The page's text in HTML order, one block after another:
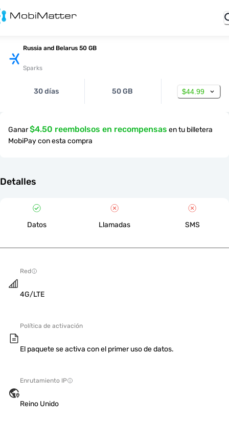
Russia and Belarus 50 GB
Sparks
30 días 50 GB $44.99
Ganar$4.50 reembolsos en recompensas en tu billetera
MobiPay con esta compra
Detalles
Datos Llamadas SMS
Red
4G/LTE
Política de activación
El paquete se activa con el primer uso de datos.
Enrutamiento IP
Reino Unido